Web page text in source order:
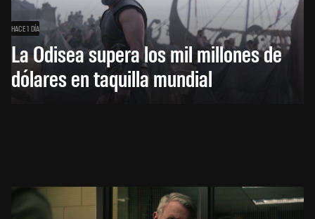
HACE 1 DÍA
La Odisea supera los mil millones de
dólares en taquilla mundial